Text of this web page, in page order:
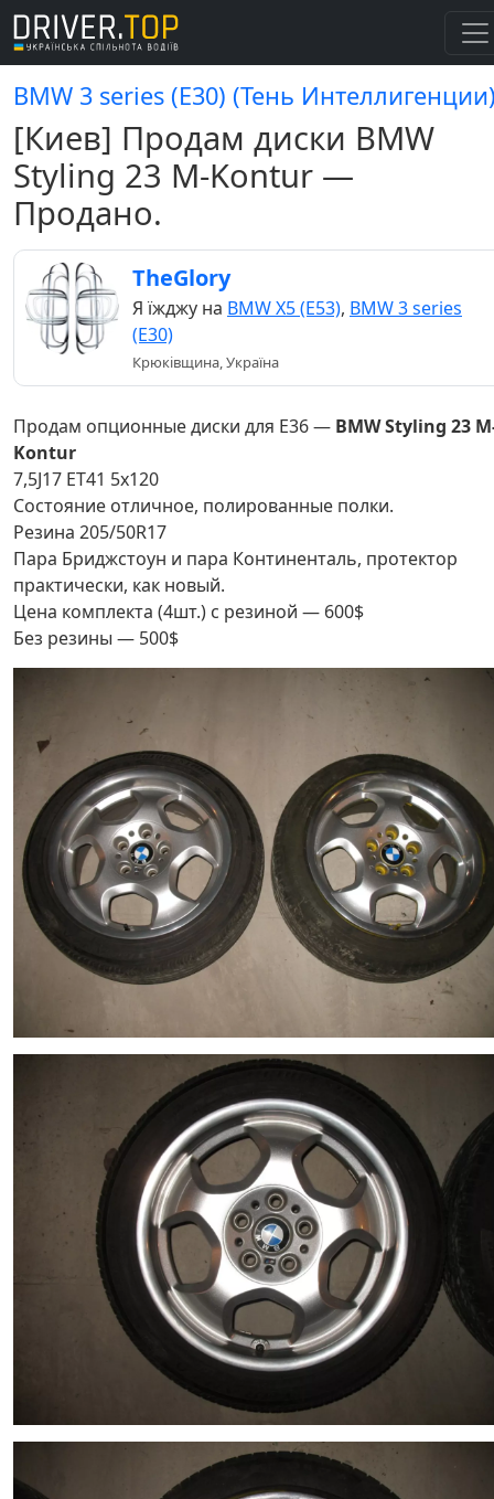
BMW 3 series (E30) (Тень
[Киев] Продам диски BMW
Styling 23 M-Kontur —
Продано.
TheGlory
Я їжджу на BMW X5 (E53), BMW 3 series
(E30)
Крюківщина, Україна
Продам опционные диски для Е36 — BMW Styling 23
Kontur
7,5J17 ET41 5x120
Состояние отличное, полированные полки.
Резина 205/50R17
Пара Бриджстоун и пара Континенталь, протектор
практически, как новый.
Цена комплекта (4шт.) с резиной — 600$
Без резины — 500$